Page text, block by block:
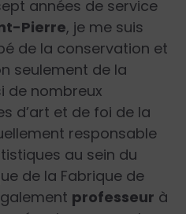
années de service
Pierre, je me suis
de la conservation et
seulement de la
de nombreux
d’art et de foi de la
responsable
au sein du
de la Fabrique de
professeur à